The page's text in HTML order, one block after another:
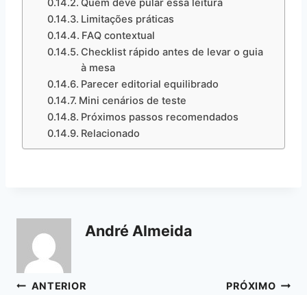
Quem deve pular essa leitura
Limitações práticas
FAQ contextual
Checklist rápido antes de levar o guia
à mesa
Parecer editorial equilibrado
Mini cenários de teste
Próximos passos recomendados
Relacionado
André Almeida
Navegação
ANTERIOR PRÓXIMO